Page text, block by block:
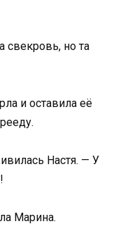
свекровь, но та
и оставила её
Настя. — У
Марина.